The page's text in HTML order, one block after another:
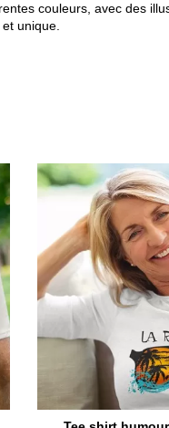
couleurs, avec des
unique.